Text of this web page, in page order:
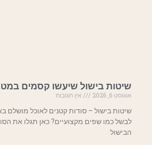
שיטות בישול שיעשו קסמים
אוגוסט 6, 2026
אין תגובות
שיטות בישול – סודות קטנים לאוכל מושלם
לבשל כמו שפים מקצועיים? כאן תגלו את
הבישול